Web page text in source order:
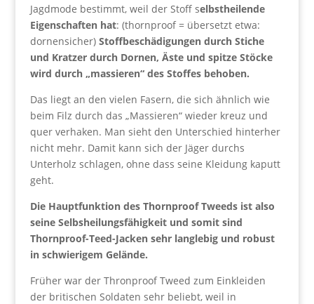
Jagdmode bestimmt, weil der Stoff selbstheilende
Eigenschaften hat: (thornproof = übersetzt etwa:
dornensicher) Stoffbeschädigungen durch Stiche
und Kratzer durch Dornen, Äste und spitze Stöcke
wird durch „massieren“ des Stoffes behoben.
Das liegt an den vielen Fasern, die sich ähnlich wie
beim Filz durch das „Massieren“ wieder kreuz und
quer verhaken. Man sieht den Unterschied hinterher
nicht mehr. Damit kann sich der Jäger durchs
Unterholz schlagen, ohne dass seine Kleidung kaputt
geht.
Die Hauptfunktion des Thornproof Tweeds ist also
seine Selbsheilungsfähigkeit und somit sind
Thornproof-Teed-Jacken sehr langlebig und robust
in schwierigem Gelände.
Früher war der Thronproof Tweed zum Einkleiden
der britischen Soldaten sehr beliebt, weil in